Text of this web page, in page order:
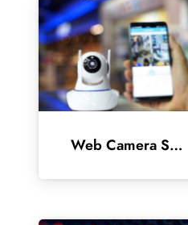
Web Camera Security